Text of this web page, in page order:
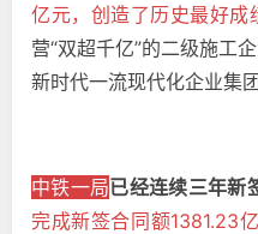
亿元，创造了历史最好成
营“双超千亿”的二级施工
新时代一流现代化企业集
中铁一局已经连续三年新
完成新签合同额1381.23